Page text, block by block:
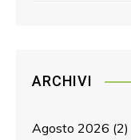
ARCHIVI
Agosto 2026 (2)